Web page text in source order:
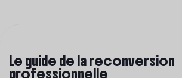
Le guide de la reconversion
professionnelle